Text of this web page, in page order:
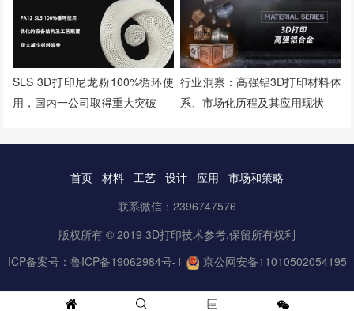
SLS 3D打印尼龙粉100%循环使
用，国内一公司取得重大突破
行业洞察：高强铝3D打印材料体
系、市场化历程及其应用现状
首页 材料 工艺 设计 应用
市场和策略
联系微信：2396747576
版权所有 © 2019 3D打印技术参考.保留所有权利
ICP备案号： 鲁ICP备19062984号-1 京公网安备11010502054195